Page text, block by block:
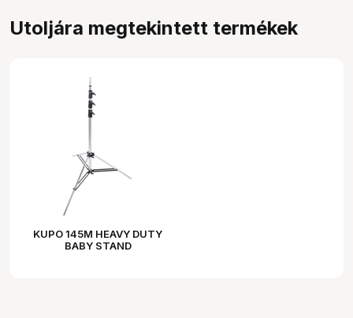
Utoljára megtekintett termékek
KUPO 145M HEAVY DUTY
BABY STAND